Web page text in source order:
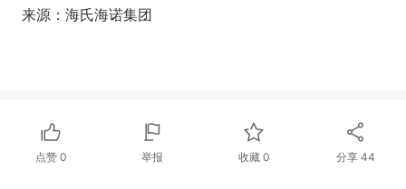
来源：海氏海诺集团
点赞 0 举报 收藏 0 分享 44